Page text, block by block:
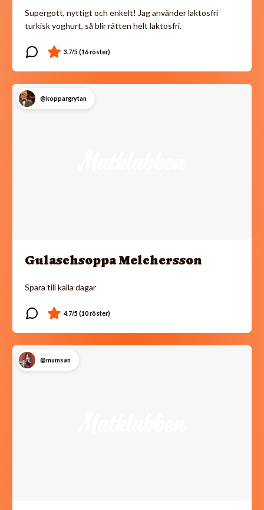
Supergott, nyttigt och enkelt! Jag använder laktosfri
turkisk yoghurt, så blir rätten helt laktosfri.
@koppargrytan
Gulaschsoppa Melchersson
Spara till kalla dagar
@mumsan